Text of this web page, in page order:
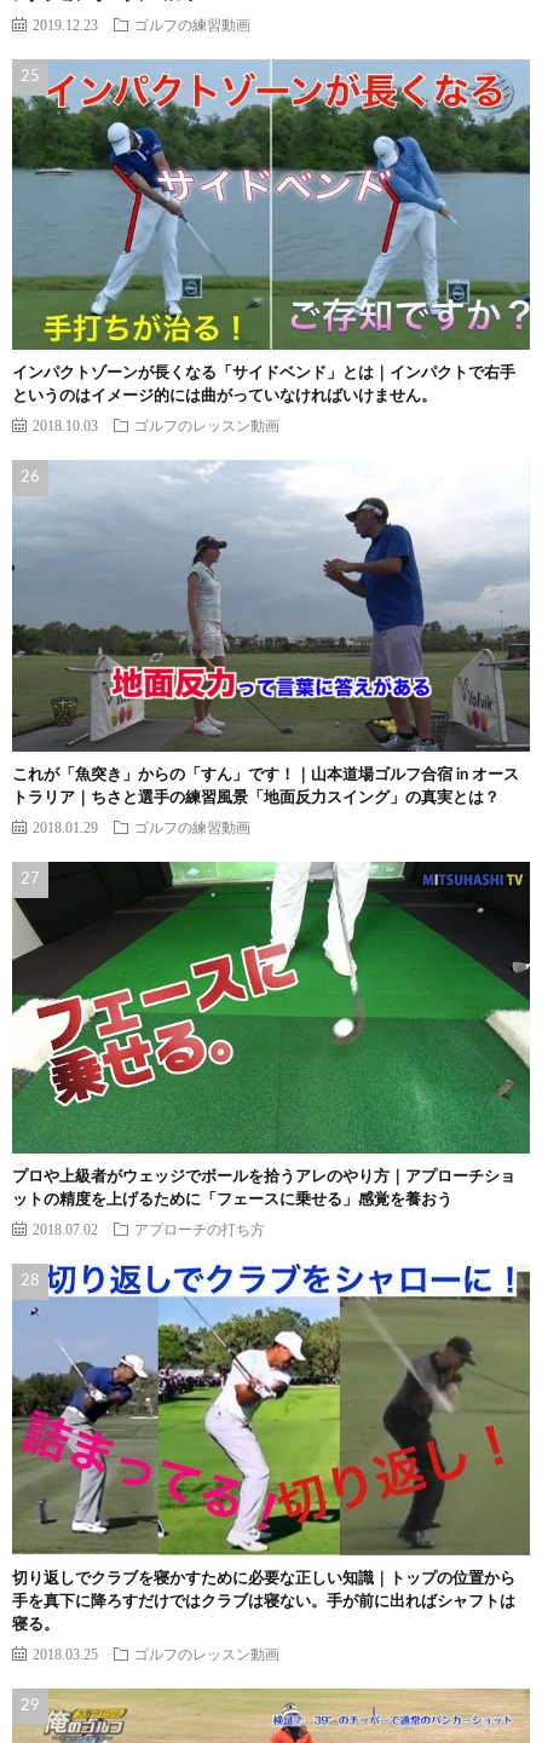
2019.12.23 ゴルフの練習動画
インパクトゾーンが長くなる「サイドベンド」とは｜インパクトで右手
というのはイメージ的には曲がっていなければいけません。
2018.10.03 ゴルフのレッスン動画
これが「魚突き」からの「すん」です！｜山本道場ゴルフ合宿 in オース
トラリア｜ちさと選手の練習風景「地面反力スイング」の真実とは？
2018.01.29 ゴルフの練習動画
プロや上級者がウェッジでボールを拾うアレのやり方｜アプローチショ
ットの精度を上げるために「フェースに乗せる」感覚を養おう
2018.07.02 アプローチの打ち方
切り返しでクラブを寝かすために必要な正しい知識｜トップの位置から
手を真下に降ろすだけではクラブは寝ない。手が前に出ればシャフトは
寝る。
2018.03.25 ゴルフのレッスン動画